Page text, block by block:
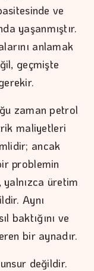
ve
yaşanmıştır.
anlamak
geçmişte
zaman petrol
maliyetleri
ancak
problemin
yalnızca üretim
Aynı
baktığını ve
bir aynadır.
değildir.